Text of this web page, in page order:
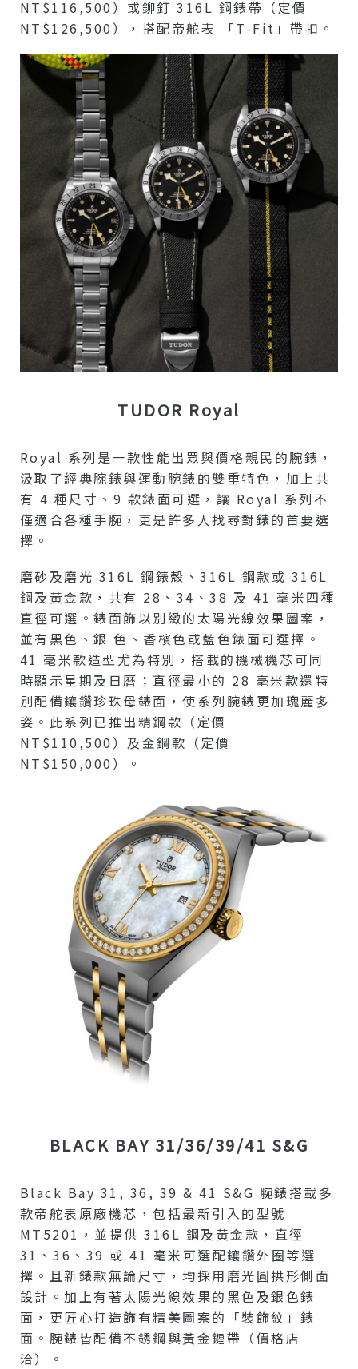
NT$116,500）或鉚釘 316L 鋼錶帶（定價
NT$126,500），搭配帝舵表 「T-Fit」帶扣。
TUDOR Royal
Royal 系列是一款性能出眾與價格親民的腕錶，
汲取了經典腕錶與運動腕錶的雙重特色，加上共
有 4 種尺寸、9 款錶面可選，讓 Royal 系列不
僅適合各種手腕，更是許多人找尋對錶的首要選
擇。
磨砂及磨光 316L 鋼錶殼、316L 鋼款或 316L
鋼及黃金款，共有 28、34、38 及 41 毫米四種
直徑可選。錶面飾以別緻的太陽光線效果圖案，
並有黑色、銀 色、香檳色或藍色錶面可選擇。
41 毫米款造型尤為特別，搭載的機械機芯可同
時顯示星期及日曆；直徑最小的 28 毫米款還特
別配備鑲鑽珍珠母錶面，使系列腕錶更加瑰麗多
姿。此系列已推出精鋼款（定價
NT$110,500）及金鋼款（定價
NT$150,000）。
BLACK BAY 31/36/39/41 S&G
Black Bay 31, 36, 39 & 41 S&G 腕錶搭載多
款帝舵表原廠機芯，包括最新引入的型號
MT5201，並提供 316L 鋼及黃金款，直徑
31、36、39 或 41 毫米可選配鑲鑽外圈等選
擇。且新錶款無論尺寸，均採用磨光圓拱形側面
設計。加上有著太陽光線效果的黑色及銀色錶
面，更匠心打造飾有精美圖案的「裝飾紋」錶
面。腕錶皆配備不銹鋼與黃金鏈帶（價格店
洽）。